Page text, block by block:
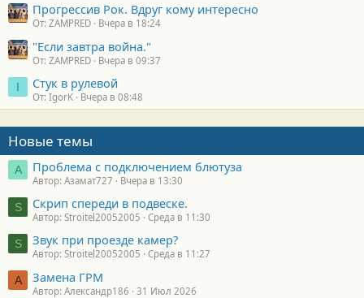
Прогрессив Рок. Вдруг кому интересно
От: ZAMPRED Вчера в 18:24
"Если завтра война."
От: ZAMPRED Вчера в 09:37
I Стук в рулевой
От: IgorK Вчера в 08:48
Новые темы
А Проблема с подключением блютуза
Автор: Азамат727 Вчера в 13:30
S Скрип спереди в подвеске.
Автор: Stroitel20052005 Среда в 11:30
S Звук при проезде камер?
Автор: Stroitel20052005 Среда в 11:27
А Замена ГРМ
Автор: Александр186 31 Июл 2026